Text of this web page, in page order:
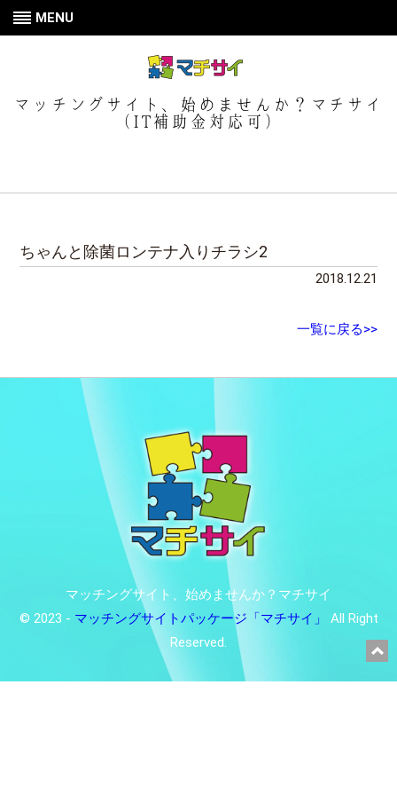
MENU
マッチングサイト、始めませんか？マチサイ
（IT補助金対応可）
ちゃんと除菌ロンテナ入りチラシ2
2018.12.21
一覧に戻る>>
マッチングサイト、始めませんか？マチサイ
© 2023 - マッチングサイトパッケージ「マチサイ」
All Right
Reserved.